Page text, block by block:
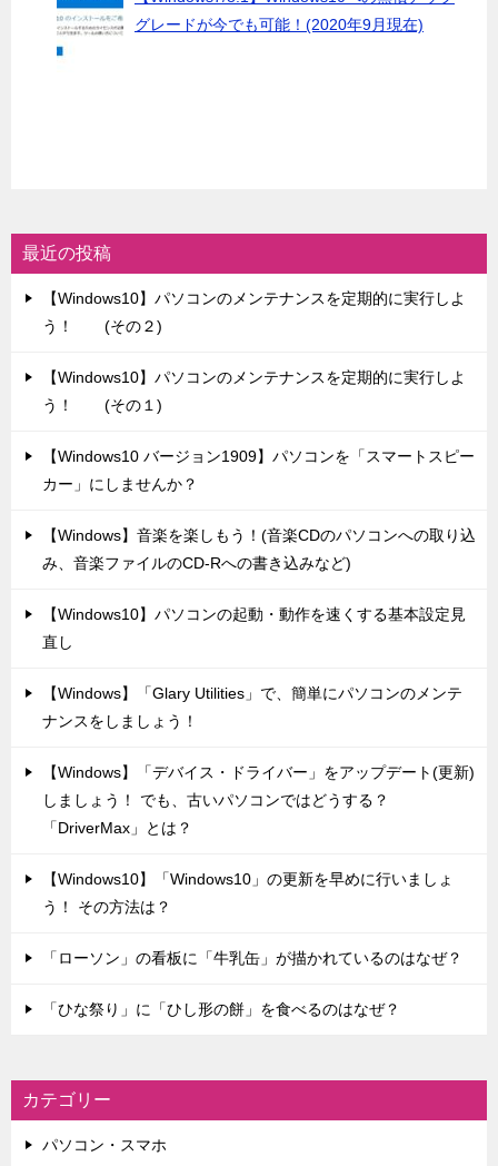
グレードが今でも可能！(2020年9月現在)
最近の投稿
【Windows10】パソコンのメンテナンスを定期的に実行しよ
う！ (その２)
【Windows10】パソコンのメンテナンスを定期的に実行しよ
う！ (その１)
【Windows10 バージョン1909】パソコンを「スマートスピー
カー」にしませんか？
【Windows】音楽を楽しもう！(音楽CDのパソコンへの取り込
み、音楽ファイルのCD-Rへの書き込みなど)
【Windows10】パソコンの起動・動作を速くする基本設定見
直し
【Windows】「Glary Utilities」で、簡単にパソコンのメンテ
ナンスをしましょう！
【Windows】「デバイス・ドライバー」をアップデート(更新)
しましょう！ でも、古いパソコンではどうする？
「DriverMax」とは？
【Windows10】「Windows10」の更新を早めに行いましょ
う！ その方法は？
「ローソン」の看板に「牛乳缶」が描かれているのはなぜ？
「ひな祭り」に「ひし形の餅」を食べるのはなぜ？
カテゴリー
パソコン・スマホ